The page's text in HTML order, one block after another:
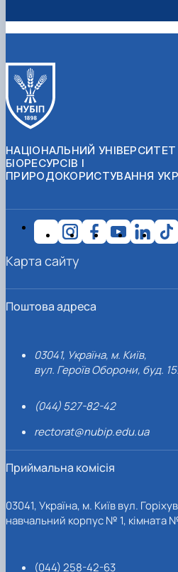
НАЦІОНАЛЬНИЙ УНІВЕРСИТЕТ
БІОРЕСУРСІВ І
ПРИРОДОКОРИСТУВАННЯ
Поштова адреса
03041, Україна, м. Київ,
вул. Героїв Оборони, буд. 15.
(044) 527-82-42
rectorat@nubip.edu.ua
Приймальна комісія
03041, Україна, м. Київ вул.
навчальний корпус № 1, кімната
(044) 258-42-63
Карта сайту